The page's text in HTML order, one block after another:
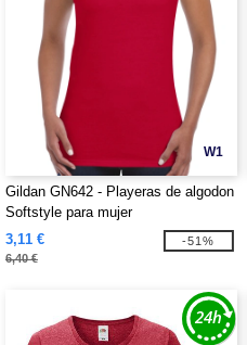
W1
Gildan GN642 - Playeras de algodon
Softstyle para mujer
3,11 €
6,40 €
-51%